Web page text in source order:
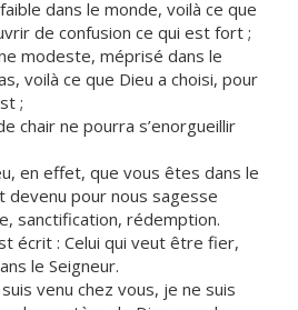
dans le monde, voilà ce que
de confusion ce qui est fort ;
modeste, méprisé dans le
voilà ce que Dieu a choisi, pour
;
chair ne pourra s’enorgueillir
en effet, que vous êtes dans le
devenu pour nous sagesse
sanctification, rédemption.
écrit : Celui qui veut être fier,
le Seigneur.
venu chez vous, je ne suis